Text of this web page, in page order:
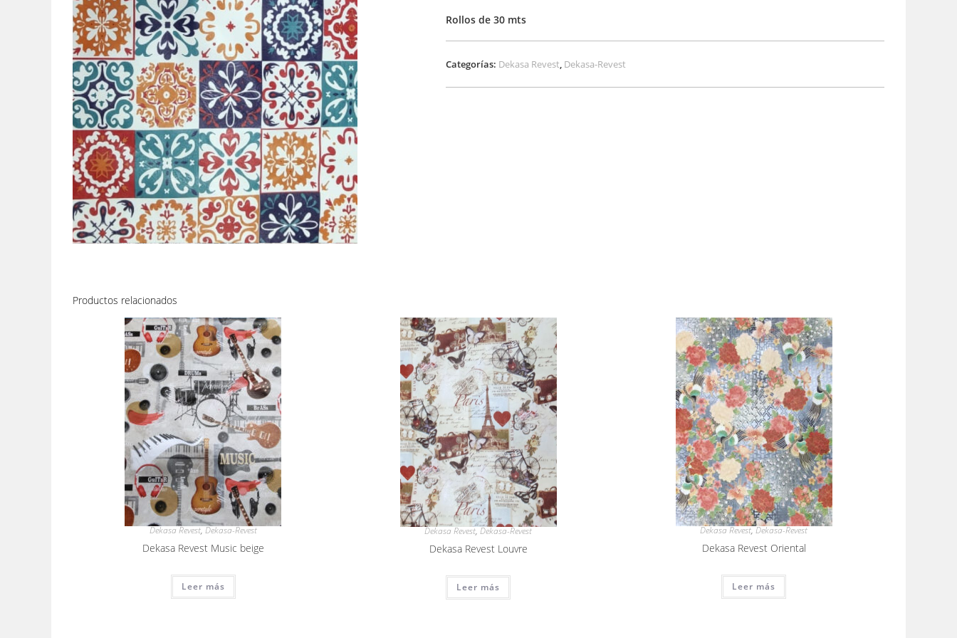
Rollos de 30 mts
Categorías: Dekasa Revest, Dekasa-Revest
Productos relacionados
Dekasa Revest,Dekasa-Revest
Dekasa Revest Music beige
Leer más
Dekasa Revest,Dekasa-Revest
Dekasa Revest Louvre
Leer más
Dekasa Revest,Dekasa-Revest
Dekasa Revest Oriental
Leer más